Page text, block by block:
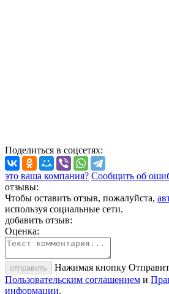
Поделиться в соцсетях:
это ваша компания? Сообщить об
отзывы:
Чтобы оставить отзыв, пожалуйста,
используя социальные сети.
добавить отзыв:
Оценка:
отправить
Нажимая кнопку
Пользовательским соглашением и
информации.